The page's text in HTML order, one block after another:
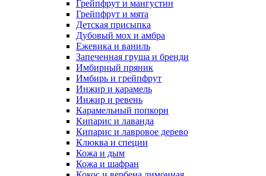
Грейпфрут и мангустин
Грейпфрут и мята
Детская присыпка
Дубовый мох и амбра
Ежевика и ваниль
Запеченная груша и бренди
Имбирный пряник
Имбирь и грейпфрут
Инжир и карамель
Инжир и ревень
Карамельный попкорн
Кипарис и лаванда
Кипарис и лавровое дерево
Клюква и специи
Кожа и дым
Кожа и шафран